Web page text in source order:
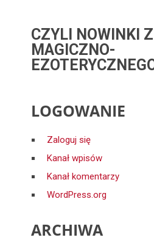
CZYLI NOWINKI Z
MAGICZNO-
LOGOWANIE
Zaloguj się
Kanał wpisów
Kanał komentarzy
WordPress.org
ARCHIWA